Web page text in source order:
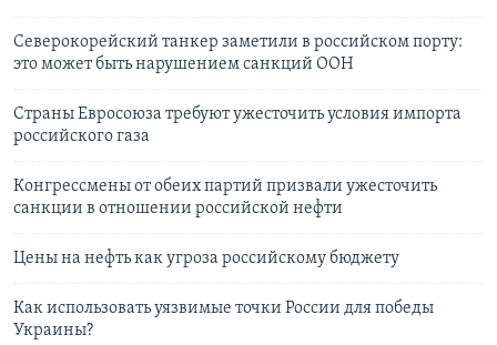
Северокорейский танкер заметили в российском порту:
это может быть нарушением санкций ООН
Страны Евросоюза требуют ужесточить условия импорта
российского газа
Конгрессмены от обеих партий призвали ужесточить
санкции в отношении российской нефти
Цены на нефть как угроза российскому бюджету
Как использовать уязвимые точки России для победы
Украины?